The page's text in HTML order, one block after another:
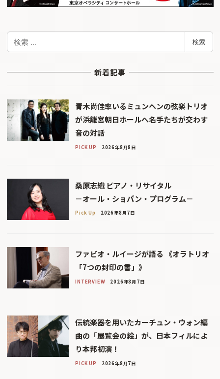
検
索
検索
新着記事
青木尚佳率いるミュンヘンの弦楽トリオ
が浜離宮朝日ホールへ――名手たちが交わす
音の対話
PICK UP 2026年8月8日
桑原志織 ピアノ・リサイタル
－オール・ショパン・プログラム－
Pick Up 2026年8月7日
ファビオ・ルイージが語る 《オラトリオ
「7つの封印の書」》
INTERVIEW 2026年8月7日
伝統楽器を用いたカーチュン・ウォン編
曲の「展覧会の絵」が、日本フィルによ
り本邦初演！
PICK UP 2026年8月7日